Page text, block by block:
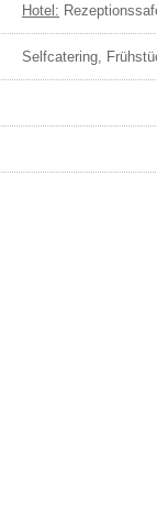
Hotel:
Selfcatering,